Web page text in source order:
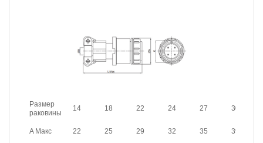
Размер
раковины
14 18 22 24 27 30
A Макс 22 25 29 32 35 39